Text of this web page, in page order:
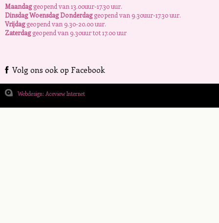
Maandaggeopend van 13.00uur-17.30 uur.
Dinsdag Woensdag Donderdaggeopend van 9.30uur-17.30 uur.
Vrijdaggeopend van 9.30-20.00 uur.
Zaterdaggeopend van 9.30uur tot 17.00 uur
Volg ons ook op Facebook
Webdesign: Aceview Internet